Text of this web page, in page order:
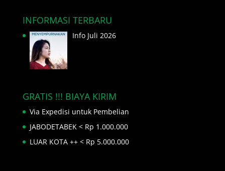
INFORMASI TERBARU
Info Juli 2026
GRATIS !!! BIAYA KIRIM
Via Expedisi untuk Pembelian
JABODETABEK < Rp 1.000.000
LUAR KOTA ++ < Rp 5.000.000